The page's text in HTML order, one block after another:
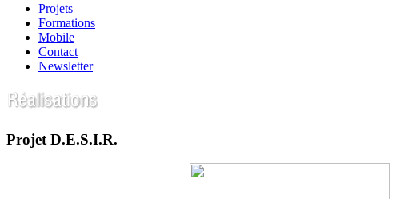
Projets
Formations
Mobile
Contact
Newsletter
Projet D.E.S.I.R.